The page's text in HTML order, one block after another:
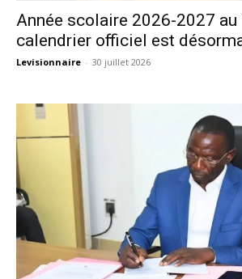
Année scolaire 2026-2027 au
calendrier officiel est
Levisionnaire - 30 juillet 2026